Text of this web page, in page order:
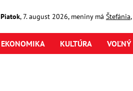
Piatok,7. august2026, meniny má Štefánia
EKONOMIKA KULTÚRA VOĽNÝ